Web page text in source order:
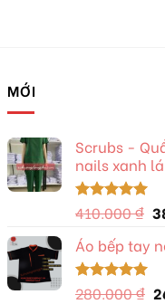
MỚI
Scrubs -
nails xanh
Được xếp
5 sao
410.000₫
Áo bếp tay
Được xếp
280.000₫